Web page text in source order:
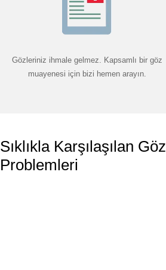
Gözleriniz ihmale gelmez. Kapsamlı bir göz
muayenesi için bizi hemen arayın.
Sıklıkla Karşılaşılan Göz
Problemleri